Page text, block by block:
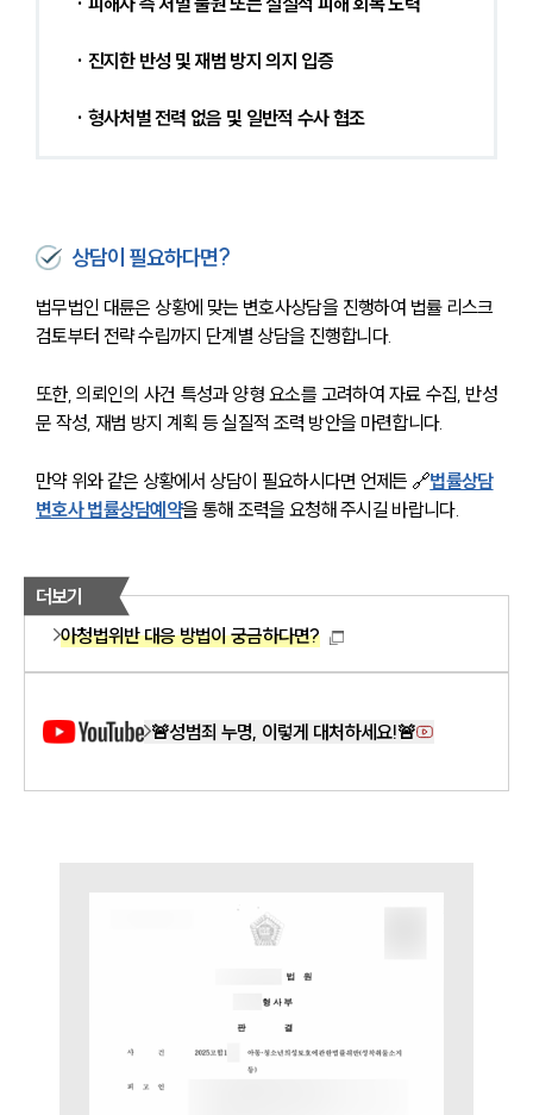
법률상담전문변호사
소식/자료
법률서식
뉴스레터/브로슈어
세미나
대륜법률상담예약
대륜법률상담예약
· 진지한 반성 및 재범 방지 의지 입증
· 형사처벌 전력 없음 및 일반적 수사 협조
상담이 필요하다면?
법무법인 대륜은 상황에 맞는 변호사상담을 진행하여 법률 리스크
검토부터 전략 수립까지 단계별 상담을 진행합니다.
또한, 의뢰인의 사건 특성과 양형 요소를 고려하여 자료 수집, 반성
문 작성, 재범 방지 계획 등 실질적 조력 방안을 마련합니다.
만약 위와 같은 상황에서 상담이 필요하시다면 언제든 🔗법률상담
변호사 법률상담예약을 통해 조력을 요청해 주시길 바랍니다.
더보기
아청법위반 대응 방법이 궁금하다면?
🚨성범죄 누명, 이렇게 대처하세요!🚨